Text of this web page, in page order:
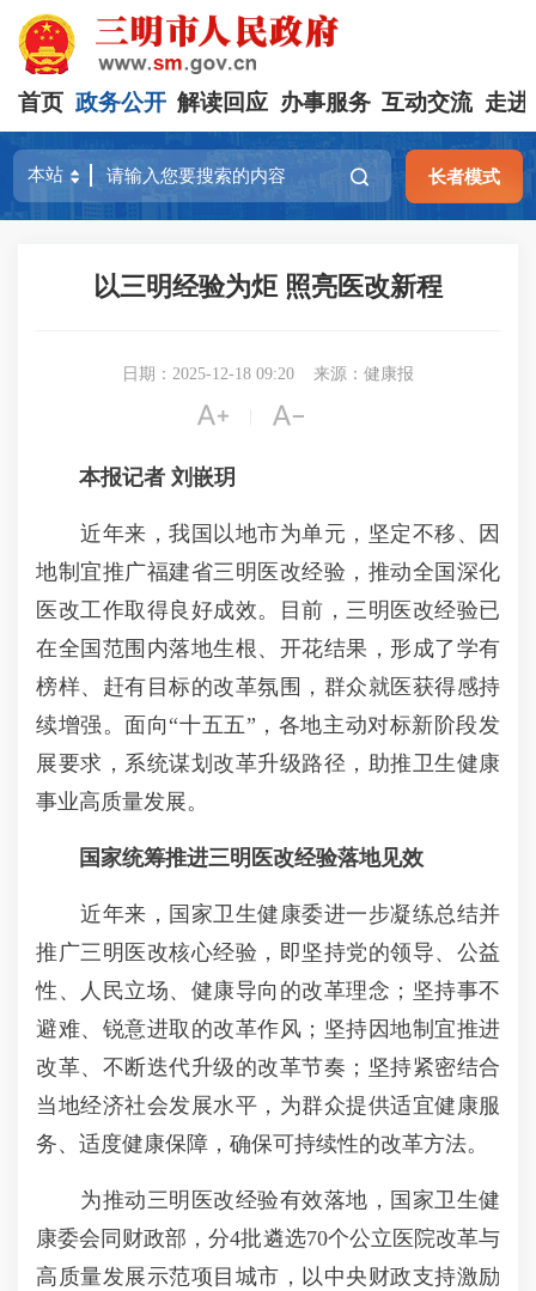
首页 政务公开 解读回应 办事服务 互动交流 走进
长者模式
以三明经验为炬 照亮医改新程
日期：2025-12-18 09:20 来源：健康报
 
本报记者 刘嵌玥
近年来，我国以地市为单元，坚定不移、因
地制宜推广福建省三明医改经验，推动全国深化
医改工作取得良好成效。目前，三明医改经验已
在全国范围内落地生根、开花结果，形成了学有
榜样、赶有目标的改革氛围，群众就医获得感持
续增强。面向“十五五”，各地主动对标新阶段发
展要求，系统谋划改革升级路径，助推卫生健康
事业高质量发展。
国家统筹推进三明医改经验落地见效
近年来，国家卫生健康委进一步凝练总结并
推广三明医改核心经验，即坚持党的领导、公益
性、人民立场、健康导向的改革理念；坚持事不
避难、锐意进取的改革作风；坚持因地制宜推进
改革、不断迭代升级的改革节奏；坚持紧密结合
当地经济社会发展水平，为群众提供适宜健康服
务、适度健康保障，确保可持续性的改革方法。
为推动三明医改经验有效落地，国家卫生健
康委会同财政部，分4批遴选70个公立医院改革与
高质量发展示范项目城市，以中央财政支持激励